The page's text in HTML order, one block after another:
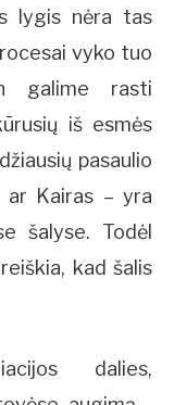
lygis nėra tas
vyko tuo
galime rasti
iš esmės
pasaulio
ar Kairas – yra
šalyse. Todėl
kad šalis
dalies,